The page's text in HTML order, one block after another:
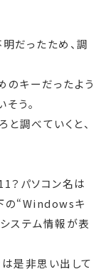
だったため、調
のキーだったよう
う。
調べていくと、
？パソコン名は
の“Windowsキ
ステム情報が表
是非思い出して